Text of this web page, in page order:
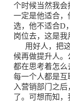
个时候当然我
一定是他适合
选，他不适合D
岗位去，这是我
用好人，把这
候再做提升人。
都在思考着怎么
每一个人都是互
入营销部门之
了。可想而知